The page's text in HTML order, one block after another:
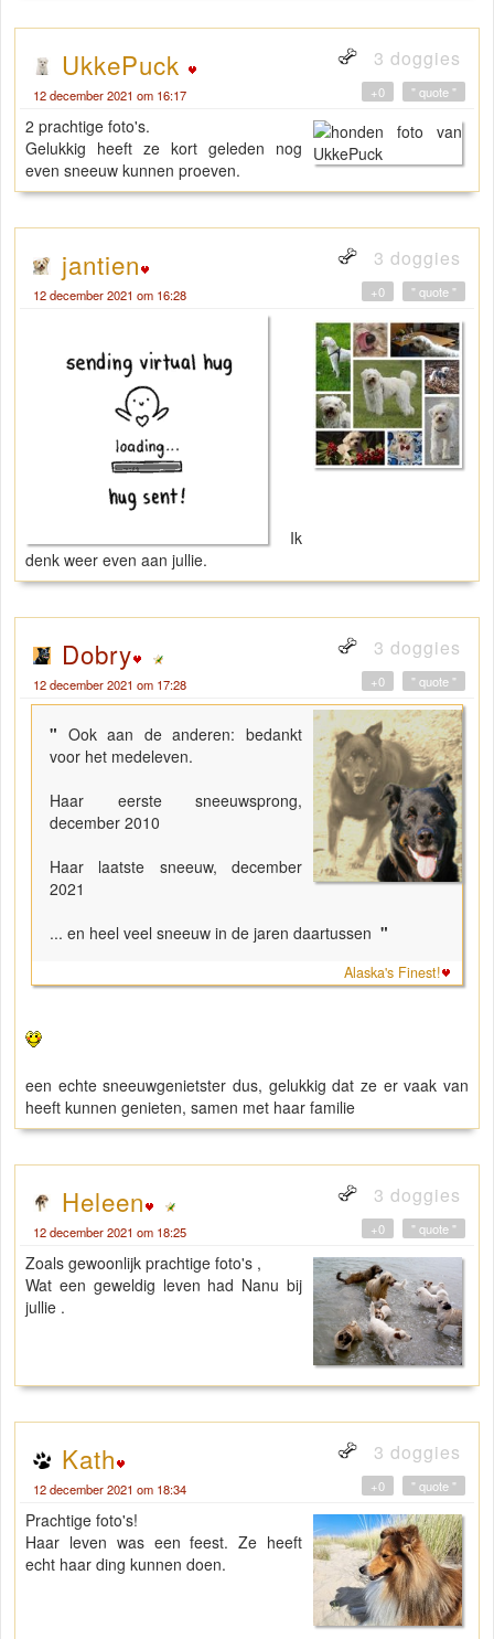
UkkePuck 3 doggies
12 december 2021 om 16:17 " quote "
+0
2 prachtige foto's.
Gelukkig heeft ze kort geleden nog
even sneeuw kunnen proeven.
jantien 3 doggies
12 december 2021 om 16:28 " quote "
+0
Ik
denk weer even aan jullie.
Dobry 3 doggies
12 december 2021 om 17:28 " quote "
+0
" Ook aan de anderen: bedankt
voor het medeleven.
Haar eerste sneeuwsprong,
december 2010
Haar laatste sneeuw, december
2021
... en heel veel sneeuw in de jaren daartussen "
Alaska's Finest!
een echte sneeuwgenietster dus, gelukkig dat ze er vaak van
heeft kunnen genieten, samen met haar familie
Heleen 3 doggies
12 december 2021 om 18:25 " quote "
+0
Zoals gewoonlijk prachtige foto's ,
Wat een geweldig leven had Nanu bij
jullie .
Kath 3 doggies
12 december 2021 om 18:34 " quote "
+0
Prachtige foto's!
Haar leven was een feest. Ze heeft
echt haar ding kunnen doen.